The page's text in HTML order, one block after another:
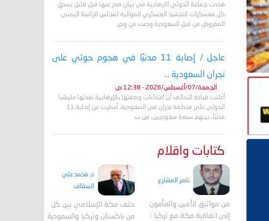
هددت جماعة الحوثي الارهابية في بيان صدر عنها قبل قليل بسحق
كل معسكرات التحشيد العسكري الموالية لمجلس الرئاسة اليمني
المفروض من قبل السعودية ودعت من وص
عاجل / إصابة 11 مدنيًا في هجوم حوثي على
نجران السعودية ...
الجمعة/07/أغسطس/2026 - 12:38 ص
أعلنت قيادة التحالف أن اعتداءات وصفتها بالإرهابية نفذتها مليشيا
الحوثي على منطقة نجران في السعودية، أسفرت عن إصابة 11
مدنيًا، بينهم سبعة سعوديين، من ب
كتابات واقلام
ناصر المشارع
من مواثيق الأمين والمأمون
إلى اتفاقية مكة مع تركيا :
د. محمد علي
السقاف
حلف مكة الإسلامي بين كل
من باكستان وتركيا والسعودية